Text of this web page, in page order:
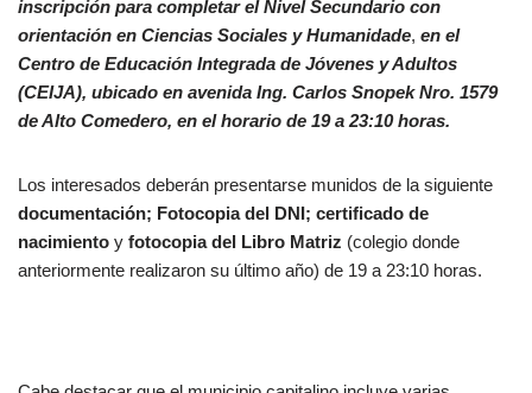
inscripción para completar el Nivel Secundario con
orientación en Ciencias Sociales y Humanidade, en el
Centro de Educación Integrada de Jóvenes y Adultos
(CEIJA), ubicado en avenida Ing. Carlos Snopek Nro. 1579
de Alto Comedero, en el horario de 19 a 23:10 horas.
Los interesados deberán presentarse munidos de la siguiente
documentación; Fotocopia del DNI; certificado de
nacimiento y fotocopia del Libro Matriz (colegio donde
anteriormente realizaron su último año) de 19 a 23:10 horas.